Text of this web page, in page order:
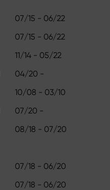
07/15 - 06/22
07/15 - 06/22
11/14 - 05/22
04/20 -
10/08 - 03/10
07/20 -
08/18 - 07/20
07/18 - 06/20
07/18 - 06/20